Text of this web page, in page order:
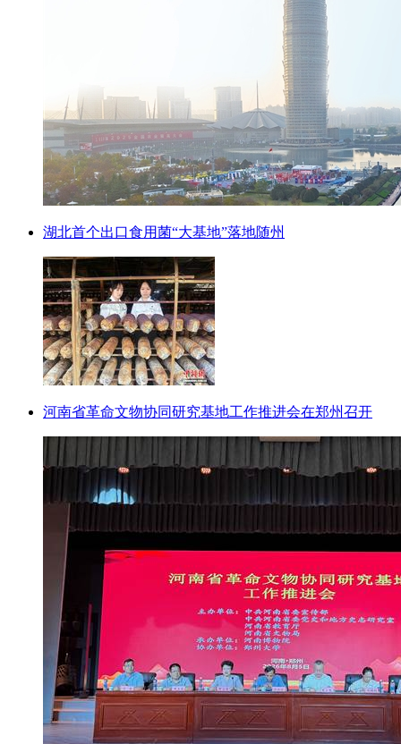
湖北首个出口食用菌“大基地”落地随州
河南省革命文物协同研究基地工作推进会在郑州召开